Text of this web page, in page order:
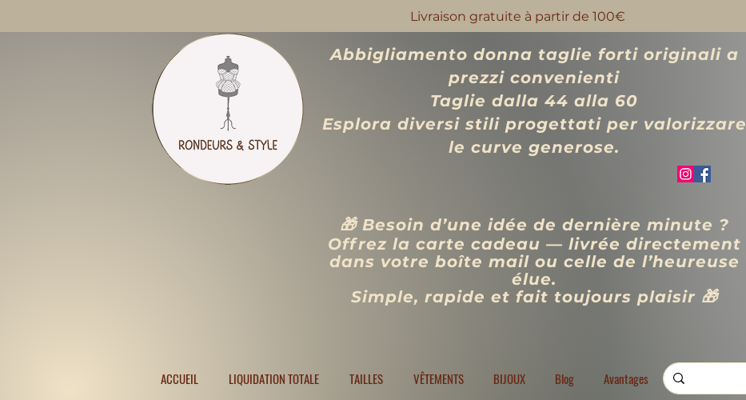
Abbigliamento donna taglie forti originali a
prezzi convenienti
Taglie dalla 44 alla 60
Esplora diversi stili progettati per valorizzare
le curve generose.
🎁 Besoin d’une idée de dernière minute ?
Offrez la carte cadeau — livrée directement
dans votre boîte mail ou celle de l’heureuse
élue.
Simple, rapide et fait toujours plaisir 🎁
ACCUEIL LIQUIDATION TOTALE TAILLES VÊTEMENTS BIJOUX Blog Avantages
Livraison gratuite à partir de 100€